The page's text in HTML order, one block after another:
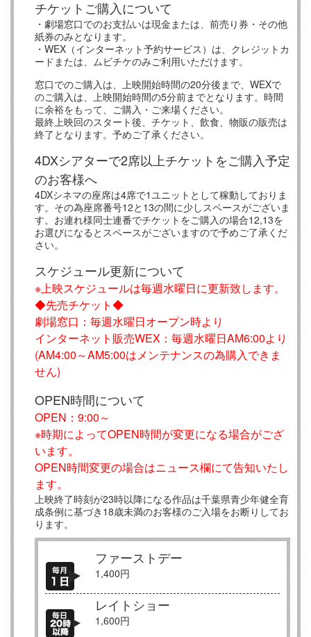
チケットご購入について
・劇場窓口でのお支払いは現金または、前売り券・その他
紙券のみとなります。
・WEX（インターネット予約サービス）は、クレジットカ
ードまたは、ムビチケのみご利用いただけます。
窓口でのご購入は、上映開始時間の20分後まで、WEXで
のご購入は、上映開始時間の5分前までとなります。時間
に余裕をもって、ご購入・ご来場ください。
最終上映回のスタート後、チケット、飲食、物販の販売は
終了となります。予めご了承ください。
4DXシアターで2席以上チケットをご購入予定
のお客様へ
4DXシネマの座席は4席で1ユニットとして稼動しておりま
す。その為座席番号12と13の間に少しスペースがございま
す。お連れ様同士連番でチケットをご購入の場合12,13を
お選びになるとスペースがございますので予めご了承くだ
さい。
スケジュール更新について
※上映スケジュールは毎週水曜日に更新致します。
◆先売チケット◆
劇場窓口：毎週水曜日オープン時より
インターネット販売WEX：毎週水曜日AM6:00より
(AM4:00～AM5:00はメンテナンスの為購入できま
せん)
OPEN時間について
OPEN：9:00～
※時期によってOPEN時間が変更になる場合がござ
います。
OPEN時間変更の場合はニュース欄にて告知いたし
ます。
上映終了時刻が23時以降になる作品は千葉県青少年健全育
成条例に基づき18歳未満のお客様のご入場をお断りしてお
ります。
ファーストデー
1,400円
レイトショー
1,600円